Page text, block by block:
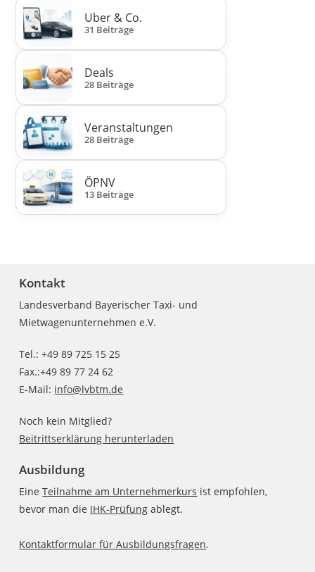
Uber & Co.
31 Beiträge
Deals
28 Beiträge
Veranstaltungen
28 Beiträge
ÖPNV
13 Beiträge
Kontakt
Landesverband Bayerischer Taxi- und
Mietwagenunternehmen e.V.
Tel.: +49 89 725 15 25
Fax.:+49 89 77 24 62
E-Mail: info@lvbtm.de
Noch kein Mitglied?
Beitrittserklärung herunterladen
Ausbildung
EineTeilnahme am Unternehmerkurs ist empfohlen,
bevor man die IHK-Prüfung ablegt.
Kontaktformular für Ausbildungsfragen.